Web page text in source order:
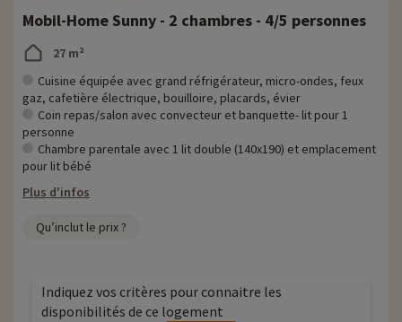
Mobil-Home Sunny - 2 chambres - 4/5 personnes
27 m²
Cuisine équipée avec grand réfrigérateur, micro-ondes, feux
gaz, cafetière électrique, bouilloire, placards, évier
Coin repas/salon avec convecteur et banquette- lit pour 1
personne
Chambre parentale avec 1 lit double (140x190) et emplacement
pour lit bébé
Plus d'infos
Qu’inclut le prix ?
Indiquez vos critères pour connaitre les
disponibilités de ce logement